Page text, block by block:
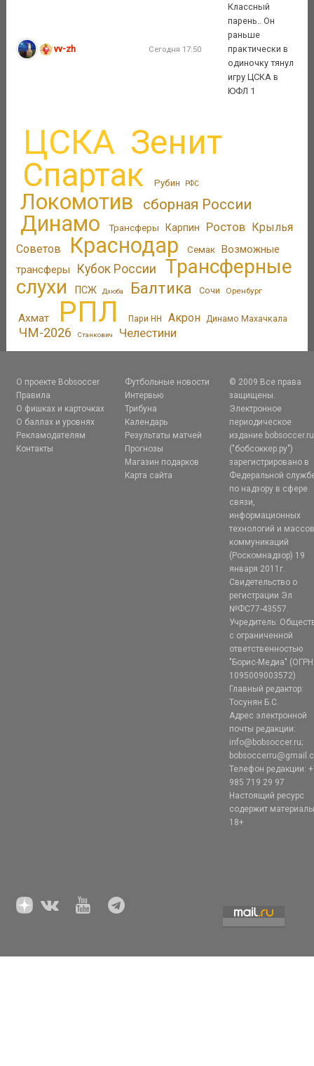
vv-zh Сегодня 17:50
Классный
парень.. Он
раньше
практически в
одиночку тянул
игру ЦСКА в
ЮФЛ 1
ЦСКА Зенит
Спартак Рубин РФС
Локомотив сборная России
Динамо Трансферы Карпин Ростов Крылья
Советов
Краснодар Семак Возможные
трансферы
Кубок России
Трансферные
слухи
ПСЖ Дзюба Балтика Сочи Оренбург
Ахмат РПЛ Пари НН Акрон Динамо Махачкала
ЧМ-2026 Станкович Челестини
О проекте Bobsoccer
Правила
О фишках и карточках
О баллах и уровнях
Рекламодателям
Контакты
Футбольные новости
Интервью
Трибуна
Календарь
Результаты матчей
Прогнозы
Магазин подарков
Карта сайта
© 2009 Все права
защищены.
Электронное
периодическое
издание bobsoccer.ru
("бобсоккер.ру")
зарегистрировано в
Федеральной
по надзору в сфере
связи,
информационных
технологий и
коммуникаций
(Роскомнадзор) 19
января 2011г.
Свидетельство о
регистрации Эл
№ФС77-43557.
Учредитель:
с ограниченной
ответственностью
"Борис-Медиа" (ОГРН
1095009003572)
Главный редактор:
Тосунян Б.С.
Адрес электронной
почты редакции:
info@bobsoccer.ru;
Телефон редакции:
985 719 29 97
Настоящий ресурс
содержит
18+